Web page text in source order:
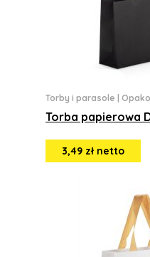
Torby i parasole
Torba papierowa
3,49 zł netto